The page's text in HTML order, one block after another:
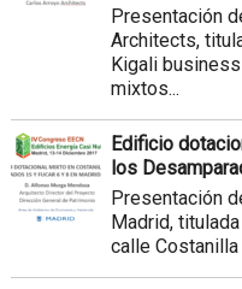
Presentación
Architects,
Kigali
mixtos...
Edificio
los
Presentación
Madrid,
calle